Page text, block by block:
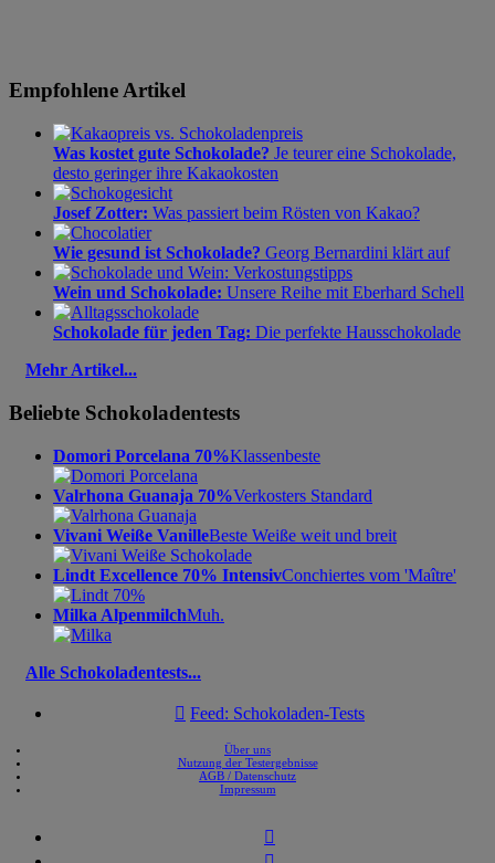
Empfohlene Artikel
Was kostet gute Schokolade? Je teurer eine Schokolade,
desto geringer ihre Kakaokosten
Josef Zotter: Was passiert beim Rösten von Kakao?
Wie gesund ist Schokolade? Georg Bernardini klärt auf
Wein und Schokolade: Unsere Reihe mit Eberhard Schell
Schokolade für jeden Tag: Die perfekte Hausschokolade
Mehr Artikel...
Beliebte Schokoladentests
Domori Porcelana 70%Klassenbeste
Valrhona Guanaja 70%Verkosters Standard
Vivani Weiße VanilleBeste Weiße weit und breit
Lindt Excellence 70% IntensivConchiertes vom 'Maître'
Milka AlpenmilchMuh.
Alle Schokoladentests...
 Feed: Schokoladen-Tests
Über uns
Nutzung der Testergebnisse
AGB / Datenschutz
Impressum
